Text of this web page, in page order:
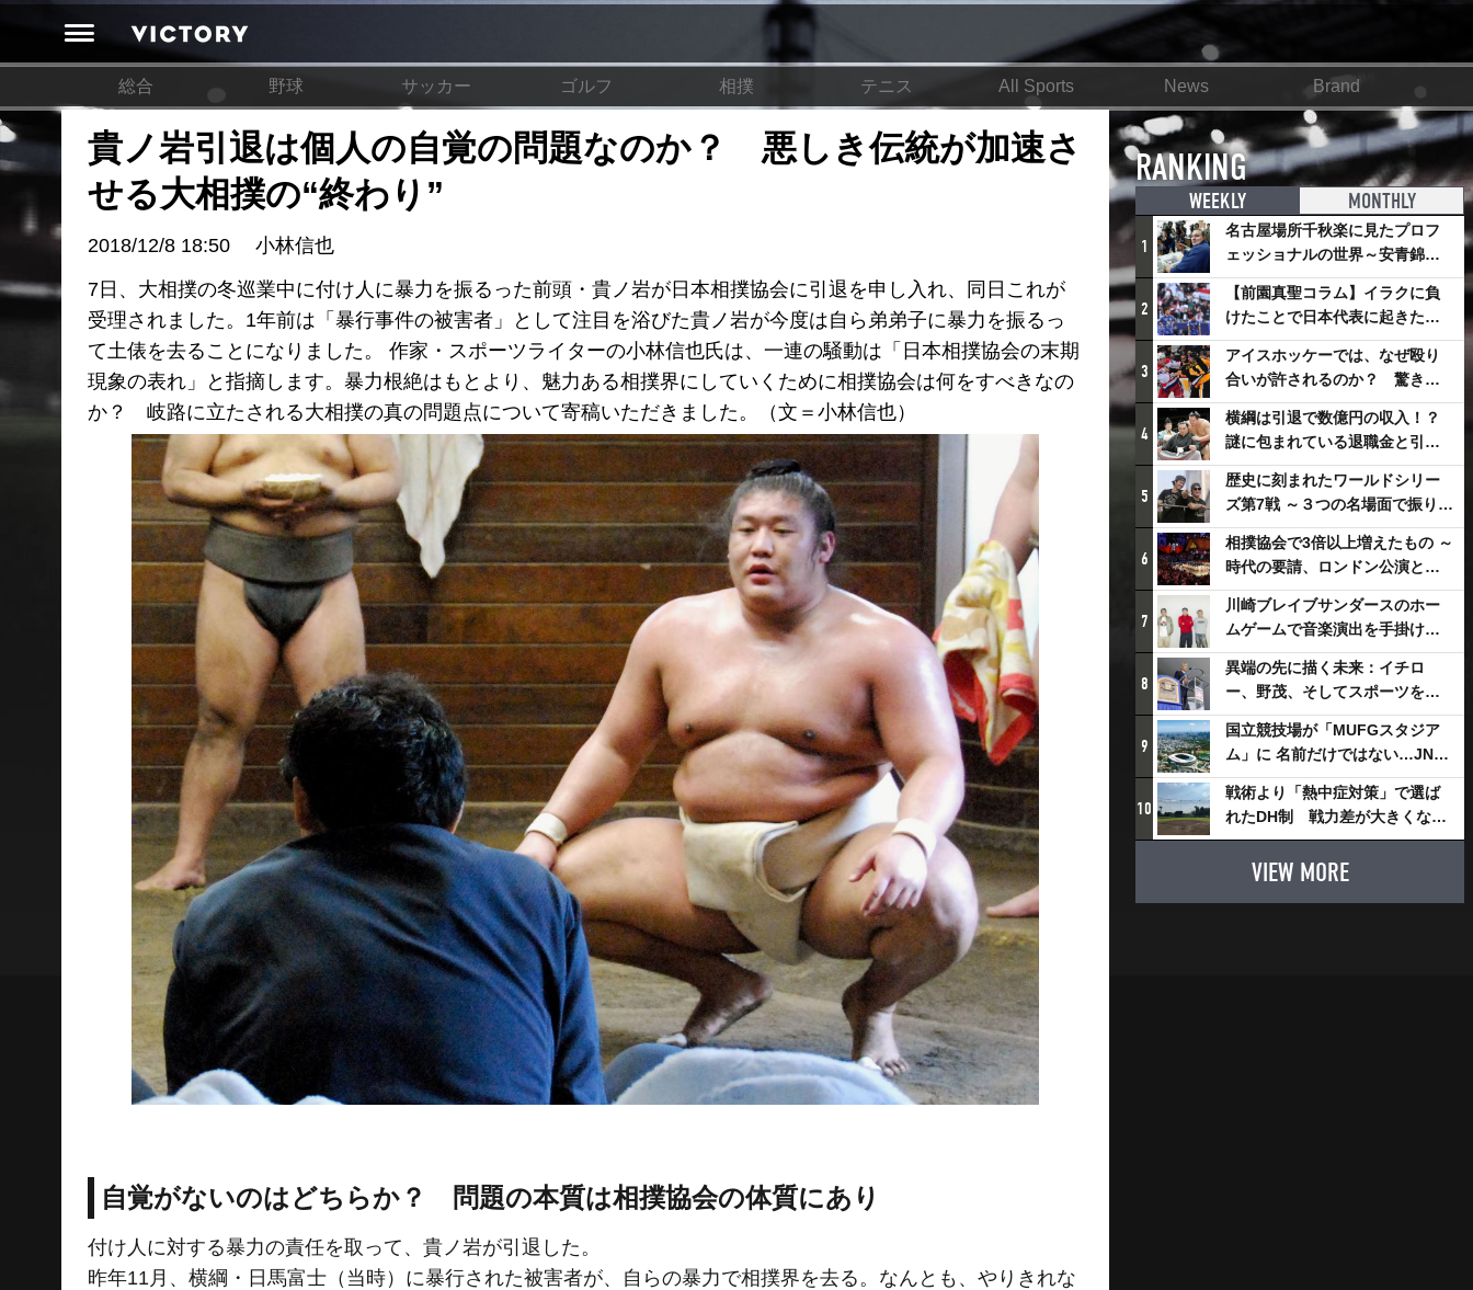
総合 野球 サッカー ゴルフ 相撲 テニス All Sports News Brand
貴ノ岩引退は個人の自覚の問題なのか？ 悪しき伝統が加速さ
せる大相撲の“終わり”
2018/12/8 18:50
小林信也
7日、大相撲の冬巡業中に付け人に暴力を振るった前頭・貴ノ岩が日本相撲協会に引退を申し入れ、同日これが
受理されました。1年前は「暴行事件の被害者」として注目を浴びた貴ノ岩が今度は自ら弟弟子に暴力を振るっ
て土俵を去ることになりました。 作家・スポーツライターの小林信也氏は、一連の騒動は「日本相撲協会の末期
現象の表れ」と指摘します。暴力根絶はもとより、魅力ある相撲界にしていくために相撲協会は何をすべきなの
か？ 岐路に立たされる大相撲の真の問題点について寄稿いただきました。（文＝小林信也）
自覚がないのはどちらか？ 問題の本質は相撲協会の体質にあり
付け人に対する暴力の責任を取って、貴ノ岩が引退した。
昨年11月、横綱・日馬富士（当時）に暴行された被害者が、自らの暴力で相撲界を去る。なんとも、やりきれな
RANKING
WEEKLY MONTHLY
1
名古屋場所千秋楽に見たプロフ
ェッショナルの世界～安青錦の
優勝を巡るさまざまなドラマ
2
【前園真聖コラム】イラクに負
けたことで日本代表に起きたプ
ラスとは
3
アイスホッケーでは、なぜ殴り
合いが許されるのか？ 驚きの
「ファイティング」ルールにつ
いて
4
横綱は引退で数億円の収入！？
謎に包まれている退職金と引退
相撲興行
5
歴史に刻まれたワールドシリー
ズ第7戦 ～３つの名場面で振り返
る～
6
相撲協会で3倍以上増えたもの ～
時代の要請、ロンドン公演と古
式大相撲
7
川崎ブレイブサンダースのホー
ムゲームで音楽演出を手掛ける
スチャダラパーが川崎新！アリ
ーナシティ・プロジェクトを語
る 「楽しみでしかないでしょ。
川崎は、ずっと成長曲線だか
ら」
8
異端の先に描く未来：イチロ
ー、野茂、そしてスポーツを支
える科学界の挑戦
9
国立競技場が「MUFGスタジア
ム」に 名前だけではない…JNSE
とMUFGが“共創”し描く地域活
性化・社会価値創造の近未来図
とは
10
戦術より「熱中症対策」で選ば
れたDH制 戦力差が大きくなる
懸念も
VIEW MORE